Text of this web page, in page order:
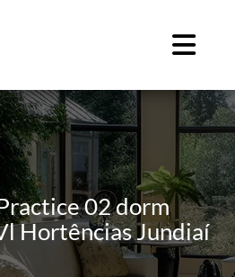
02 dorm
Hortências Jundiaí